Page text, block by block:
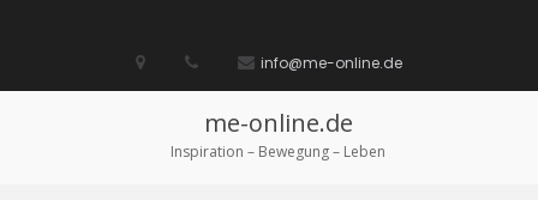
biete
/
Ich
suche
diese
Seite
info@me-online.de
me-online.de
Inspiration – Bewegung – Leben